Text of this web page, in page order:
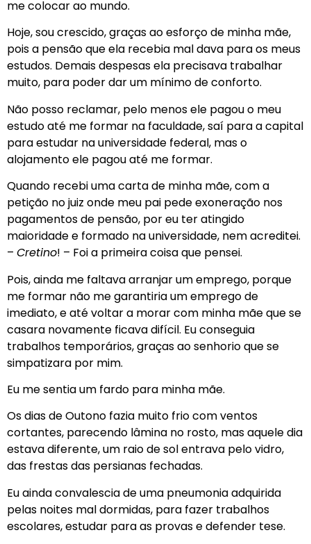
me colocar ao mundo.
Hoje, sou crescido, graças ao esforço de minha mãe,
pois a pensão que ela recebia mal dava para os meus
estudos. Demais despesas ela precisava trabalhar
muito, para poder dar um mínimo de conforto.
Não posso reclamar, pelo menos ele pagou o meu
estudo até me formar na faculdade, saí para a capital
para estudar na universidade federal, mas o
alojamento ele pagou até me formar.
Quando recebi uma carta de minha mãe, com a
petição no juiz onde meu pai pede exoneração nos
pagamentos de pensão, por eu ter atingido
maioridade e formado na universidade, nem acreditei.
– Cretino! – Foi a primeira coisa que pensei.
Pois, ainda me faltava arranjar um emprego, porque
me formar não me garantiria um emprego de
imediato, e até voltar a morar com minha mãe que se
casara novamente ficava difícil. Eu conseguia
trabalhos temporários, graças ao senhorio que se
simpatizara por mim.
Eu me sentia um fardo para minha mãe.
Os dias de Outono fazia muito frio com ventos
cortantes, parecendo lâmina no rosto, mas aquele dia
estava diferente, um raio de sol entrava pelo vidro,
das frestas das persianas fechadas.
Eu ainda convalescia de uma pneumonia adquirida
pelas noites mal dormidas, para fazer trabalhos
escolares, estudar para as provas e defender tese.